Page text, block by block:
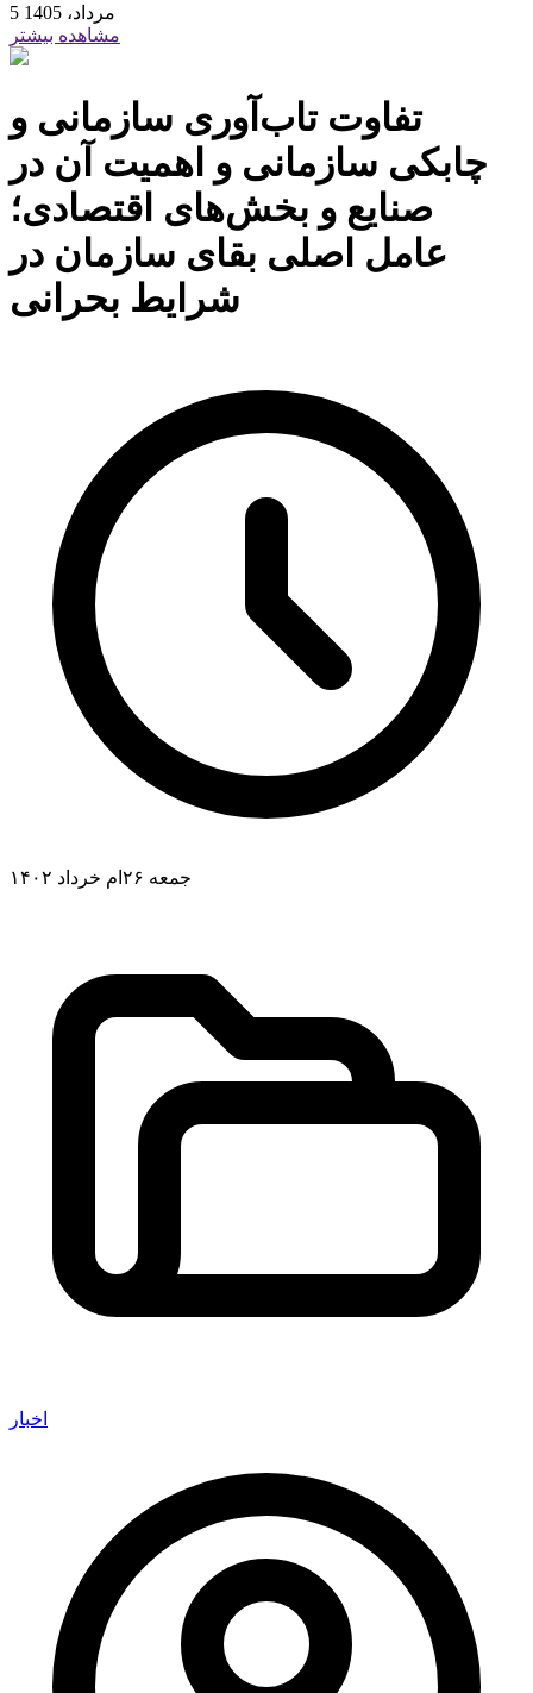
5 مرداد، 1405
مشاهده بیشتر
تفاوت تاب‌آوری سازمانی و
چابکی سازمانی و اهمیت آن در
صنایع و بخش‌های اقتصادی؛
عامل اصلی بقای سازمان در
شرایط بحرانی
جمعه ۲۶ام خرداد ۱۴۰۲
اخبار